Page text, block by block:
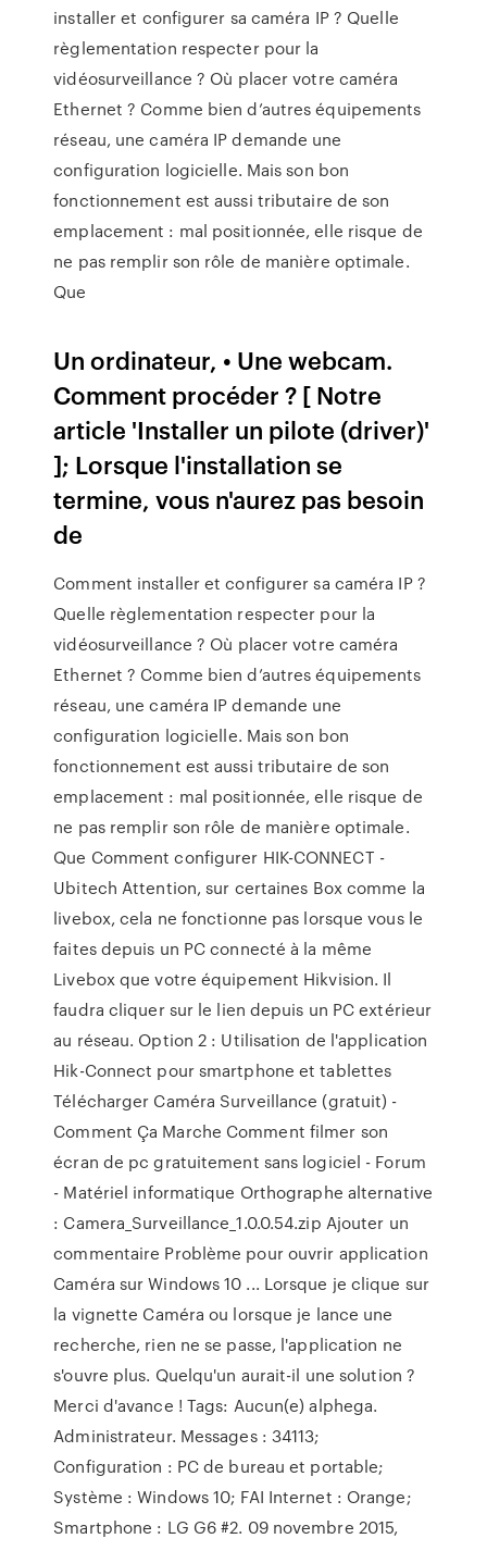
installer et configurer sa caméra IP ? Quelle
règlementation respecter pour la
vidéosurveillance ? Où placer votre caméra
Ethernet ? Comme bien d’autres équipements
réseau, une caméra IP demande une
configuration logicielle. Mais son bon
fonctionnement est aussi tributaire de son
emplacement : mal positionnée, elle risque de
ne pas remplir son rôle de manière optimale.
Que
Un ordinateur, • Une webcam.
Comment procéder ? [ Notre
article 'Installer un pilote (driver)'
]; Lorsque l'installation se
termine, vous n'aurez pas besoin
de
Comment installer et configurer sa caméra IP ?
Quelle règlementation respecter pour la
vidéosurveillance ? Où placer votre caméra
Ethernet ? Comme bien d’autres équipements
réseau, une caméra IP demande une
configuration logicielle. Mais son bon
fonctionnement est aussi tributaire de son
emplacement : mal positionnée, elle risque de
ne pas remplir son rôle de manière optimale.
Que Comment configurer HIK-CONNECT -
Ubitech Attention, sur certaines Box comme la
livebox, cela ne fonctionne pas lorsque vous le
faites depuis un PC connecté à la même
Livebox que votre équipement Hikvision. Il
faudra cliquer sur le lien depuis un PC extérieur
au réseau. Option 2 : Utilisation de l'application
Hik-Connect pour smartphone et tablettes
Télécharger Caméra Surveillance (gratuit) -
Comment Ça Marche Comment filmer son
écran de pc gratuitement sans logiciel - Forum
- Matériel informatique Orthographe alternative
: Camera_Surveillance_1.0.0.54.zip Ajouter un
commentaire Problème pour ouvrir application
Caméra sur Windows 10 ... Lorsque je clique sur
la vignette Caméra ou lorsque je lance une
recherche, rien ne se passe, l'application ne
s'ouvre plus. Quelqu'un aurait-il une solution ?
Merci d'avance ! Tags: Aucun(e) alphega.
Administrateur. Messages : 34113;
Configuration : PC de bureau et portable;
Système : Windows 10; FAI Internet : Orange;
Smartphone : LG G6 #2. 09 novembre 2015,